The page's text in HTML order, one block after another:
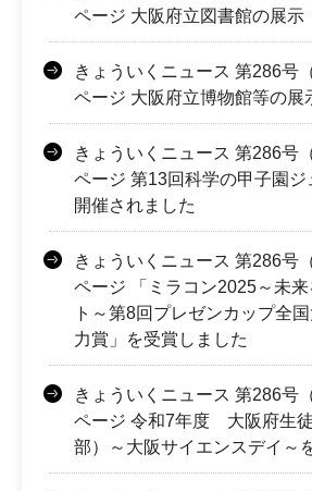
ページ 大阪府立図書館の展示
きょういくニュース 第286号
ページ 大阪府立博物館等の展
きょういくニュース 第286号
ページ 第13回科学の甲子園
開催されました
きょういくニュース 第286号
ページ 「ミラコン2025～未
ト～第8回プレゼンカップ全
力賞」を受賞しました
きょういくニュース 第286号
ページ 令和7年度 大阪府生
部）～大阪サイエンスデイ～